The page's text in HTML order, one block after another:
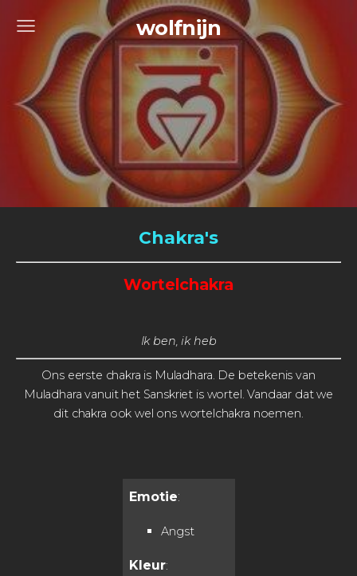
wolfnijn
Chakra's
Wortelchakra
Ik ben, ik heb
Ons eerste chakra is Muladhara. De betekenis van
Muladhara vanuit het Sanskriet is wortel. Vandaar dat we
dit chakra ook wel ons wortelchakra noemen.
Emotie:
Angst
Kleur: